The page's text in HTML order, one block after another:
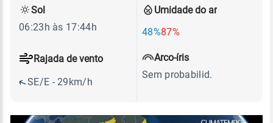
Umidade do ar
48%87%
Rajada de vento
SE/E - 29km/h
Sol
06:23h às 17:44h
Arco-íris
Sem probabilid.